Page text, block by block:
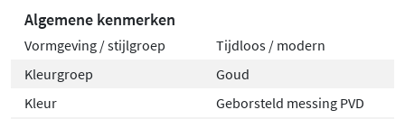
Algemene kenmerken
Vormgeving / stijlgroep
Tijdloos / modern
Kleurgroep
Goud
Kleur
Geborsteld messing PVD